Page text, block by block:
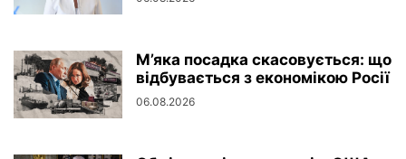
М’яка посадка скасовується: що
відбувається з економікою Росії
06.08.2026